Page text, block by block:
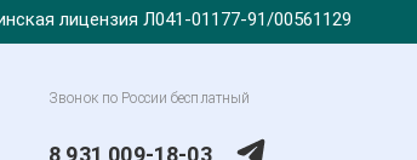
лицензия Л041-01177-91/00561129
Звонок по России бесплатный
8 931 009-18-03